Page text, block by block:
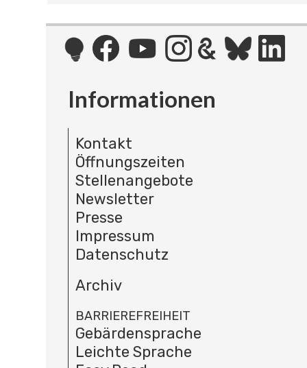
Informationen
Kontakt
Öffnungszeiten
Stellenangebote
Newsletter
Presse
Impressum
Datenschutz
Archiv
BARRIEREFREIHEIT
Gebärdensprache
Leichte Sprache